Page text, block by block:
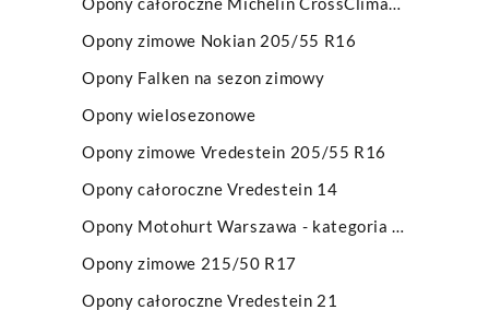
Opony zimowe Nokian 205/55 R16
Opony Falken na sezon zimowy
Opony wielosezonowe
Opony zimowe Vredestein 205/55 R16
Opony całoroczne Vredestein 14
Opony Motohurt Warszawa - kategoria główna z menu
Opony zimowe 215/50 R17
Opony całoroczne Vredestein 21